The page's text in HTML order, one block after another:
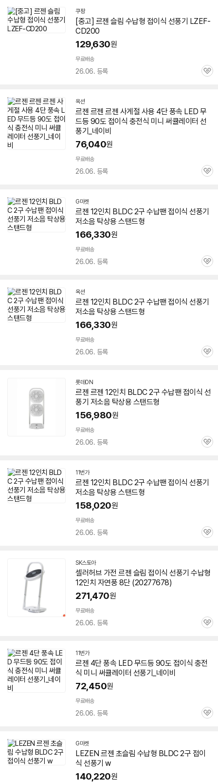
쿠팡
[중고] 르젠 슬림 수납형 접이식 선풍기 LZEF-
CD200
129,630원
무료배송
26.06. 등록
관
옥션
르젠 르젠 르젠 사게절 사용 4단 풍속 LED 무
드등 90도 접이식 충전식 미니 써큘레이터 선
풍기 _네이비
76,040원
무료배송
26.06. 등록
관
G마켓
르젠 12인치 BLDC 2구 수납팬 접이식 선풍기
저소음 탁상용 스탠드형
166,330원
무료배송
26.06. 등록
관
옥션
르젠 12인치 BLDC 2구 수납팬 접이식 선풍기
저소음 탁상용 스탠드형
166,330원
무료배송
26.06. 등록
관
롯데ON
르젠 르젠 12인치 BLDC 2구 수납팬 접이식 선
풍기 저소음 탁상용 스탠드형
156,980원
무료배송
26.06. 등록
관
11번가
르젠 12인치 BLDC 2구 수납팬 접이식 선풍기
저소음 탁상용 스탠드형
158,020원
무료배송
26.06. 등록
관
SK스토아
셀러허브 가전 르젠 슬림 접이식 선풍기 수납형
12인치 자연풍 8단 (20277678)
271,470원
무료배송
26.06. 등록
관
11번가
르젠 4단 풍속 LED 무드등 90도 접이식 충전
식 미니 써큘레이터 선풍기 _네이비
72,450원
무료배송
26.06. 등록
관
G마켓
LEZEN 르젠 초슬림 수납형 BLDC 2구 접이
식 선풍기 w
140,220원